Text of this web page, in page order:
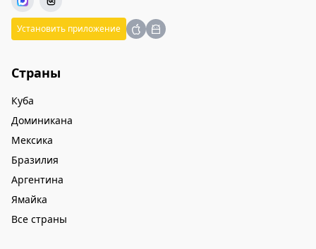
Установить приложение
Страны
Куба
Доминикана
Мексика
Бразилия
Аргентина
Ямайка
Все страны